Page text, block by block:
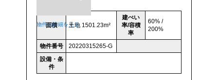
物件の詳細を見る
面積 土地 1501.23m²
建ぺい
率/容積
率
60% /
200%
物件番号
20220315265-G
設備・条
件